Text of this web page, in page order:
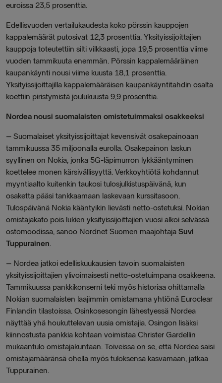
euroissa 23,5 prosenttia.
Edellisvuoden vertailukaudesta koko pörssin kauppojen
kappalemäärät putosivat 12,3 prosenttia. Yksityissijoittajien
kauppoja toteutettiin silti vilkkaasti, jopa 19,5 prosenttia viime
vuoden tammikuuta enemmän. Pörssin kappalemääräinen
kaupankäynti nousi viime kuusta 18,1 prosenttia.
Yksityissijoittajilla kappalemääräisen kaupankäyntitahdin osalta
koettiin piristymistä joulukuusta 9,9 prosenttia.
Nordea nousi suomalaisten omistetuimmaksi osakkeeksi
– Suomalaiset yksityissijoittajat kevensivät osakepainoaan
tammikuussa 35 miljoonalla eurolla. Osakepainon laskun
syyllinen on Nokia, jonka 5G-läpimurron lykkääntyminen
koettelee monen kärsivällisyyttä. Verkkoyhtiötä kohdannut
myyntiaalto kuitenkin taukosi tulosjulkistuspäivänä, kun
osaketta pääsi tankkaamaan laskevaan kurssitasoon.
Tulospäivänä Nokia kääntyikin lievästi netto-ostetuksi. Nokian
omistajakato pois lukien yksityissijoittajien vuosi alkoi selvässä
ostomoodissa, sanoo Nordnet Suomen maajohtaja Suvi
Tuppurainen.
– Nordea jatkoi edelliskuukausien tavoin suomalaisten
yksityissijoittajien ylivoimaisesti netto-ostetuimpana osakkeena.
Tammikuussa pankkikonserni teki myös historiaa ohittamalla
Nokian suomalaisten laajimmin omistamana yhtiönä Euroclear
Finlandin tilastoissa. Osinkosesongin lähestyessä Nordea
näyttää yhä houkuttelevan uusia omistajia. Osingon lisäksi
kiinnostusta pankkia kohtaan voimistaa Christer Gardellin
mukaantulo omistajakuntaan. Toiveissa on se, että Nordea saisi
omistajamääränsä ohella myös tuloksensa kasvamaan, jatkaa
Tuppurainen.